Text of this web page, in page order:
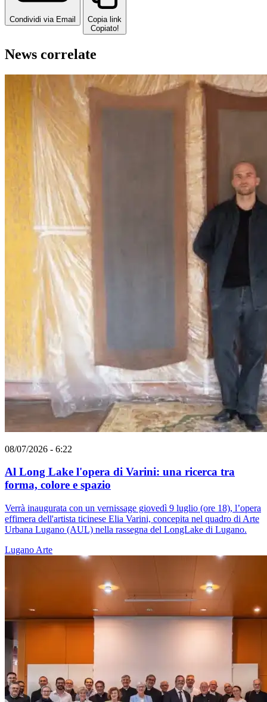
Condividi via Email
Copia link
Copiato!
News correlate
08/07/2026 - 6:22
Al Long Lake l'opera di Varini: una ricerca tra
forma, colore e spazio
Verrà inaugurata con un vernissage giovedì 9 luglio (ore 18), l’opera
effimera dell'artista ticinese Elia Varini, concepita nel quadro di Arte
Urbana Lugano (AUL) nella rassegna del LongLake di Lugano.
Lugano Arte